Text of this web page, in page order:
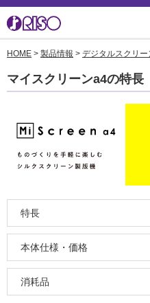
HOME > 製品情報 > デジタルスクリー
マイスクリーンa4の特長
特長
本体仕様・価格
消耗品